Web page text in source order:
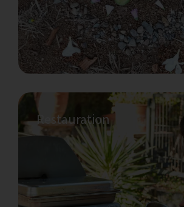
Restauration
variés.
Décroissance appliquée et
permaculture
Une brève introduction
intérieure/extérieure, à la
permet de parcourir les